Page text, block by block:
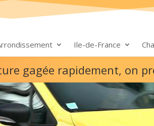
Ile-de-France
gagée rapidement, on